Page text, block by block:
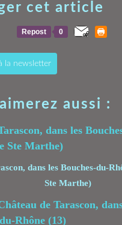
cet article
Repost 0
la newsletter
aussi :
dans les Bouches-du-
Ste Marthe)